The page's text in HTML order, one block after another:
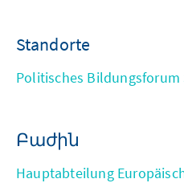
Standorte
Politisches Bildungsforum
Բաժին
Hauptabteilung